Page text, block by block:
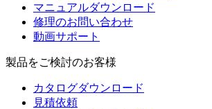
マニュアルダウンロード
修理のお問い合わせ
動画サポート
製品をご検討のお客様
カタログダウンロード
見積依頼